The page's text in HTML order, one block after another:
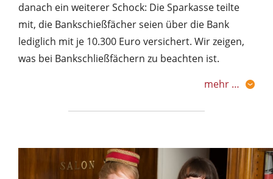
danach ein weiterer Schock: Die Sparkasse teilte
mit, die Bankschießfächer seien über die Bank
lediglich mit je 10.300 Euro versichert. Wir zeigen,
was bei Bankschließfächern zu beachten ist.
mehr …